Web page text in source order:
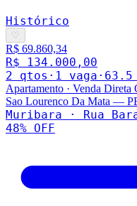
Histórico
♡
R$ 69.860,34
R$ 134.000,00
2 qtos · 1 vaga · 63.5
Apartamento · Venda Direta
Sao Lourenco Da Mata —
Muribara · Rua
48% OFF